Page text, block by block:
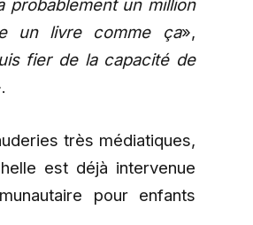
probablement un million
un livre comme ça»,
fier de la capacité de
très médiatiques,
est déjà intervenue
pour enfants